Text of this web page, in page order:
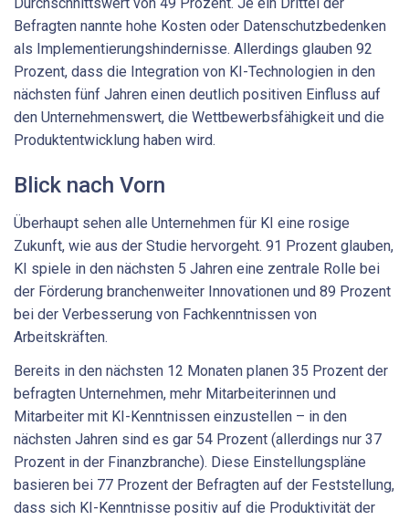
Befragten nannte hohe Kosten oder Datenschutzbedenken
als Implementierungshindernisse. Allerdings glauben 92
Prozent, dass die Integration von KI-Technologien in den
nächsten fünf Jahren einen deutlich positiven Einfluss auf
den Unternehmenswert, die Wettbewerbsfähigkeit und die
Produktentwicklung haben wird.
Blick nach Vorn
Überhaupt sehen alle Unternehmen für KI eine rosige
Zukunft, wie aus der Studie hervorgeht. 91 Prozent glauben,
KI spiele in den nächsten 5 Jahren eine zentrale Rolle bei
der Förderung branchenweiter Innovationen und 89 Prozent
bei der Verbesserung von Fachkenntnissen von
Arbeitskräften.
Bereits in den nächsten 12 Monaten planen 35 Prozent der
befragten Unternehmen, mehr Mitarbeiterinnen und
Mitarbeiter mit KI-Kenntnissen einzustellen – in den
nächsten Jahren sind es gar 54 Prozent (allerdings nur 37
Prozent in der Finanzbranche). Diese Einstellungspläne
basieren bei 77 Prozent der Befragten auf der Feststellung,
dass sich KI-Kenntnisse positiv auf die Produktivität der